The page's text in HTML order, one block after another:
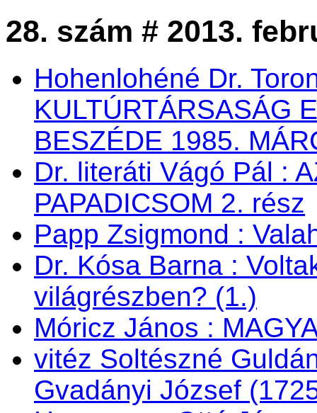
28. szám # 2013.
Hohenlohéné Dr.
KULTÚRTÁRSASÁG
BESZÉDE 1985.
Dr. literáti Vágó Pál :
PAPADICSOM 2. rész
Papp Zsigmond :
Dr. Kósa Barna :
világrészben? (1.)
Móricz János :
vitéz Soltészné
Gvadányi József